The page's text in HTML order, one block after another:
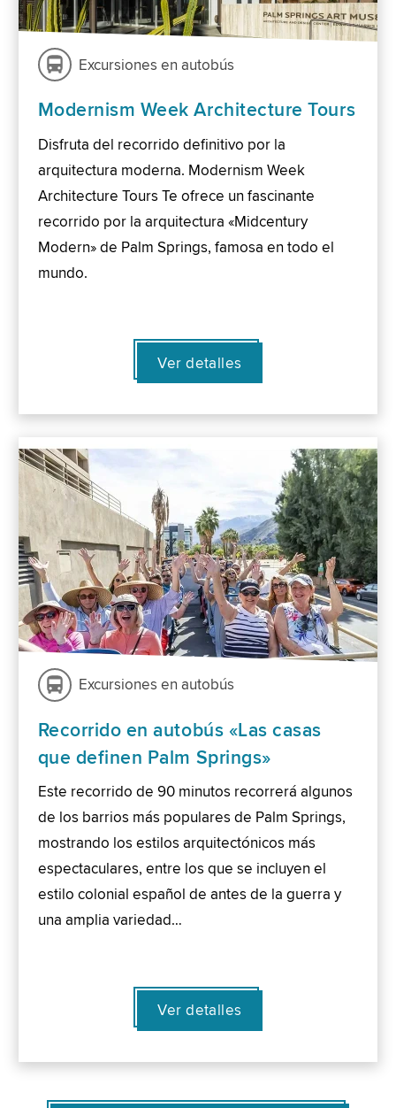
Excursiones en autobús
Modernism Week Architecture Tours
Disfruta del recorrido definitivo por la
arquitectura moderna. Modernism Week
Architecture Tours Te ofrece un fascinante
recorrido por la arquitectura «Midcentury
Modern» de Palm Springs, famosa en todo el
mundo.
Ver detalles
Excursiones en autobús
Recorrido en autobús «Las casas
que definen Palm Springs»
Este recorrido de 90 minutos recorrerá algunos
de los barrios más populares de Palm Springs,
mostrando los estilos arquitectónicos más
espectaculares, entre los que se incluyen el
estilo colonial español de antes de la guerra y
una amplia variedad…
Ver detalles